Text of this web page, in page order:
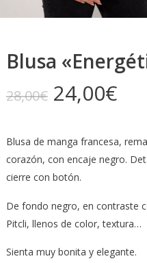
Blusa
28,00€ El
precio
original
era:
28,00€.
24,00€El
es:
Blusa de manga francesa,
corazón, con encaje negro.
cierre con botón.
De fondo negro, en contraste
Pitcli, llenos de color, textura…
Sienta muy bonita y elegante.